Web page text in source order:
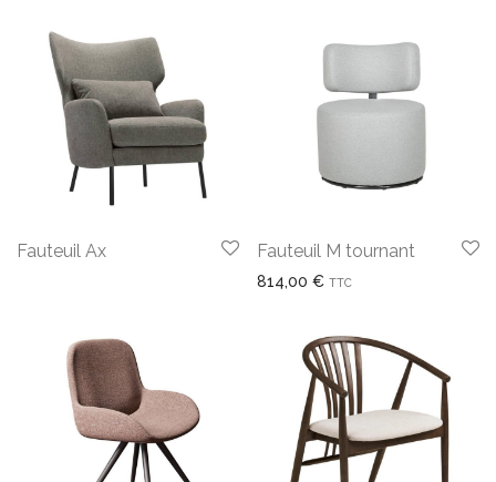
Fauteuil Ax Fauteuil M tournant
814,00 € TTC